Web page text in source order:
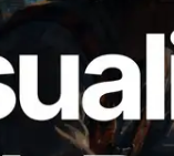
Block
gian tạo
theo từng